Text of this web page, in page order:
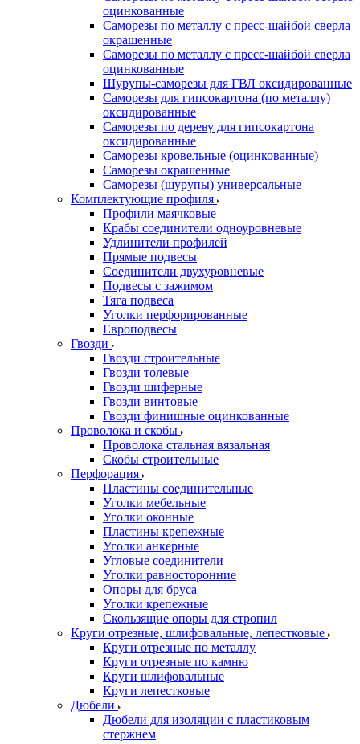
оцинкованные
Саморезы по металлу с пресс-шайбой сверла
окрашенные
Саморезы по металлу с пресс-шайбой сверла
оцинкованные
Шурупы-саморезы для ГВЛ оксидированные
Саморезы для гипсокартона (по металлу)
оксидированные
Саморезы по дереву для гипсокартона
оксидированные
Саморезы кровельные (оцинкованные)
Саморезы окрашенные
Саморезы (шурупы) универсальные
Комплектующие профиля
Профили маячковые
Крабы соединители одноуровневые
Удлинители профилей
Прямые подвесы
Соединители двухуровневые
Подвесы с зажимом
Тяга подвеса
Уголки перфорированные
Европодвесы
Гвозди
Гвозди строительные
Гвозди толевые
Гвозди шиферные
Гвозди винтовые
Гвозди финишные оцинкованные
Проволока и скобы
Проволока стальная вязальная
Скобы строительные
Перфорация
Пластины соединительные
Уголки мебельные
Уголки оконные
Пластины крепежные
Уголки анкерные
Угловые соединители
Уголки равносторонние
Опоры для бруса
Уголки крепежные
Скользящие опоры для стропил
Круги отрезные, шлифовальные, лепестковые
Круги отрезные по металлу
Круги отрезные по камню
Круги шлифовальные
Круги лепестковые
Дюбели
Дюбели для изоляции с пластиковым
стержнем